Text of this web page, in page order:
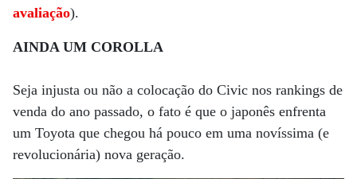
avaliação).
AINDA UM COROLLA
Seja injusta ou não a colocação do Civic nos rankings de
venda do ano passado, o fato é que o japonês enfrenta
um Toyota que chegou há pouco em uma novíssima (e
revolucionária) nova geração.